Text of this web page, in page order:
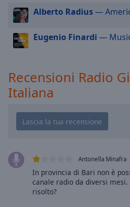
window.
Text
Color
Opacity
Background
Color
Opacity
Alberto Radius—
Eugenio Finardi —
Recensioni Radio
Italiana
Antonella Minafra
In provincia di Bari non è
canale radio da diversi
risolto?